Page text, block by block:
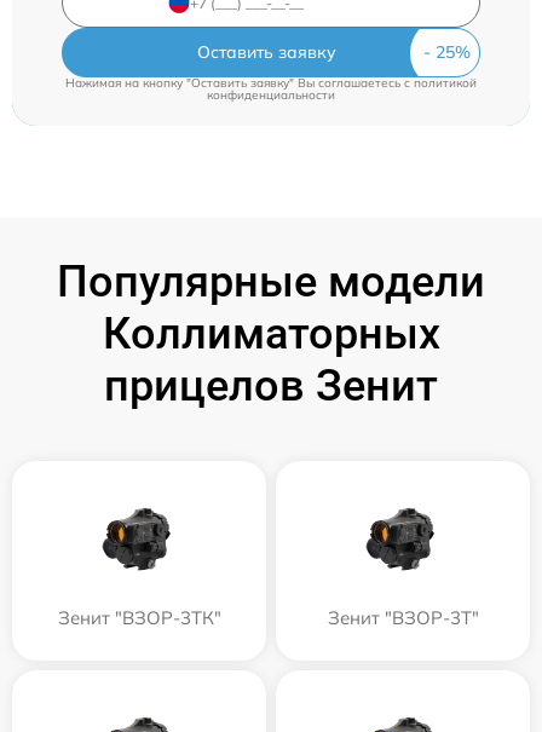
Оставить заявку
Нажимая на кнопку "Оставить заявку" Вы соглашаетесь c политикой
конфиденциальности
Популярные модели
Коллиматорных
прицелов Зенит
Зенит "ВЗОР-3ТК" Зенит "ВЗОР-3Т"